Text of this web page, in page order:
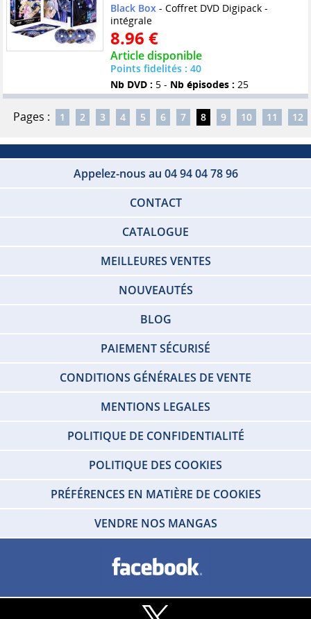
Black Box - Coffret DVD Digipack -
intégrale
8.96 €
Article disponible
Points fidelités : 40
Nb DVD : 5 - Nb épisodes : 25
Pages : 1 2 3 4 5 6 7 8 9 10 11 12
Appelez-nous au 04 94 04 78 96
CONTACT
CATALOGUE
MEILLEURES VENTES
NOUVEAUTÉS
BLOG
PAIEMENT SÉCURISÉ
CONDITIONS GÉNÉRALES DE VENTE
MENTIONS LEGALES
POLITIQUE DE CONFIDENTIALITÉ
POLITIQUE DES COOKIES
PRÉFÉRENCES EN MATIÈRE DE COOKIES
VENDRE NOS MANGAS